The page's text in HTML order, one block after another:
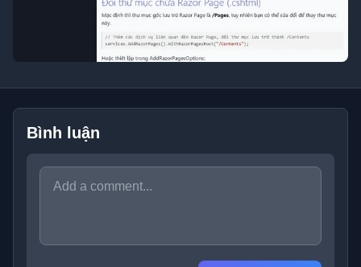
Bình luận